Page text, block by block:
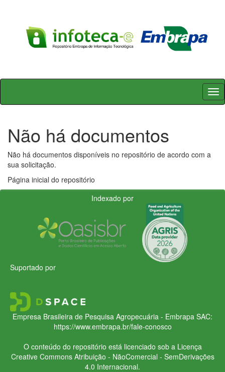
Skip
Não há documentos
Não há documentos disponíveis no repositório de acordo com a
sua solicitação.
Página inicial do repositório
Indexado por
Suportado por
Empresa Brasileira de Pesquisa Agropecuária - Embrapa SAC:
https://www.embrapa.br/fale-conosco
O conteúdo do repositório está licenciado sob a Licença
Creative CommonsAtribuição - NãoComercial - SemDerivações
4.0 Internacional.